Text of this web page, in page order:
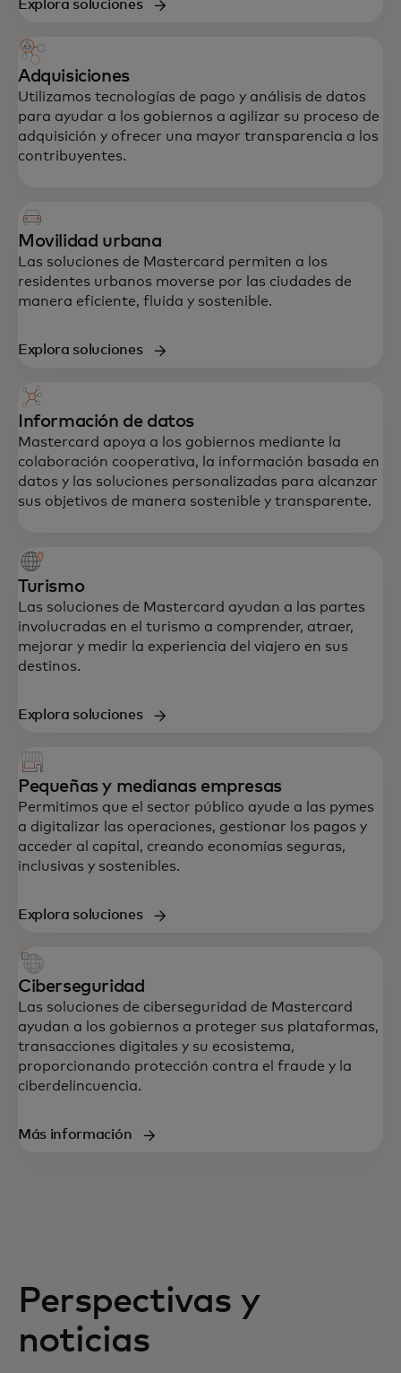
Explora soluciones
Adquisiciones
Utilizamos tecnologías de pago y análisis de datos
para ayudar a los gobiernos a agilizar su proceso de
adquisición y ofrecer una mayor transparencia a los
contribuyentes.
Movilidad urbana
Las soluciones de Mastercard permiten a los
residentes urbanos moverse por las ciudades de
manera eficiente, fluida y sostenible.
Explora soluciones
Información de datos
Mastercard apoya a los gobiernos mediante la
colaboración cooperativa, la información basada en
datos y las soluciones personalizadas para alcanzar
sus objetivos de manera sostenible y transparente.
Turismo
Las soluciones de Mastercard ayudan a las partes
involucradas en el turismo a comprender, atraer,
mejorar y medir la experiencia del viajero en sus
destinos.
Explora soluciones
Pequeñas y medianas empresas
Permitimos que el sector público ayude a las pymes
a digitalizar las operaciones, gestionar los pagos y
acceder al capital, creando economías seguras,
inclusivas y sostenibles.
Explora soluciones
Ciberseguridad
Las soluciones de ciberseguridad de Mastercard
ayudan a los gobiernos a proteger sus plataformas,
transacciones digitales y su ecosistema,
proporcionando protección contra el fraude y la
ciberdelincuencia.
Más información
Perspectivas y
noticias